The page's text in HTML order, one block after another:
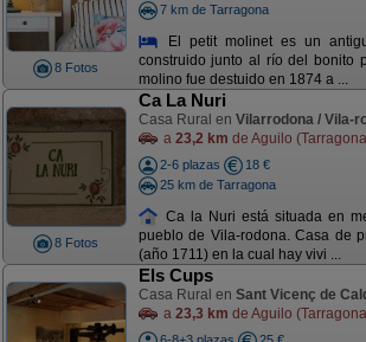
8 Fotos
7 km de Tarragona
El petit molinet es un
construido junto al río del bonito
molino fue destuido en 1874 a ...
8 Fotos
Ca La Nuri
Casa Rural en Vilarrodona / Vila-
a 23,2 km de Aguilo
2-6 plazas
18 €
25 km de Tarragona
Ca la Nuri está situada en
pueblo de Vila-rodona. Casa de
(año 1711) en la cual hay vivi ...
Els Cups
Casa Rural en Sant Vicenç de
a 23,3 km de Aguilo